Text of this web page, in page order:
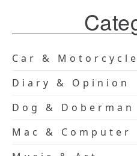
Car & Motorcycle
Diary & Opinion
Dog & Doberman
Mac & Computer